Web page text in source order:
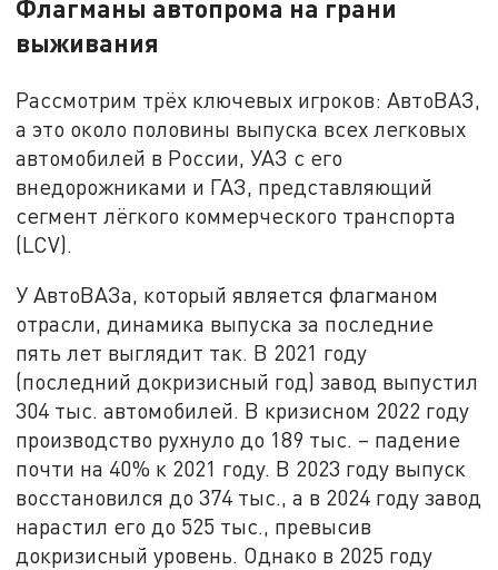
Флагманы автопрома на грани
выживания
Рассмотрим трёх ключевых игроков: АвтоВАЗ,
а это около половины выпуска всех легковых
автомобилей в России, УАЗ с его
внедорожниками и ГАЗ, представляющий
сегмент лёгкого коммерческого транспорта
(LCV).
У АвтоВАЗа, который является флагманом
отрасли, динамика выпуска за последние
пять лет выглядит так. В 2021 году
(последний докризисный год) завод выпустил
304 тыс. автомобилей. В кризисном 2022 году
производство рухнуло до 189 тыс. – падение
почти на 40% к 2021 году. В 2023 году выпуск
восстановился до 374 тыс., а в 2024 году завод
нарастил его до 525 тыс., превысив
докризисный уровень. Однако в 2025 году